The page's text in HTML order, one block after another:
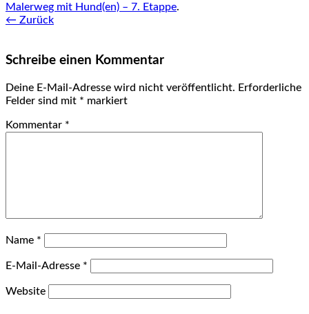
Malerweg mit Hund(en) – 7. Etappe.
← Zurück
Schreibe einen Kommentar
Deine E-Mail-Adresse wird nicht veröffentlicht. Erforderliche
Felder sind mit * markiert
Kommentar *
Name *
E-Mail-Adresse *
Website